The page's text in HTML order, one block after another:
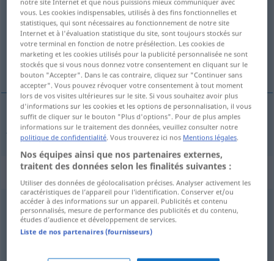
Vue d'ensemble de toutes les traductions
(Pour plus d'informations, cliquez sur/touchez la traduction)
juego de azar
juegomdeazar Glücksspiel
Synonymes de "Glücksspiel"
Spiel,Wette,Hasardspiel
vous. Les cookies indispensables, utilisés à des fins fonctionnelles et
statistiques, qui sont nécessaires au fonctionnement de notre site
Internet et à l'évaluation statistique du site, sont toujours stockés sur
votre terminal en fonction de notre présélection. Les cookies de
marketing et les cookies utilisés pour la publicité personnalisée ne sont
stockés que si vous nous donnez votre consentement en cliquant sur le
bouton "Accepter". Dans le cas contraire, cliquez sur "Continuer sans
accepter". Vous pouvez révoquer votre consentement à tout moment
lors de vos visites ultérieures sur le site. Si vous souhaitez avoir plus
d'informations sur les cookies et les options de personnalisation, il vous
suffit de cliquer sur le bouton "Plus d'options". Pour de plus amples
informations sur le traitement des données, veuillez consulter notre
politique de confidentialité . Vous trouverez ici nos Mentions légales
Nos équipes ainsi que nos partenaires externes,
traitent des données selon les finalités suivantes :
Utiliser des données de géolocalisation précises. Analyser activement les
caractéristiques de l’appareil pour l’identification. Conserver et/ou
accéder à des informations sur un appareil. Publicités et contenu
personnalisés, mesure de performance des publicités et du contenu,
études d’audience et développement de services.
Liste de nos partenaires (fournisseurs)